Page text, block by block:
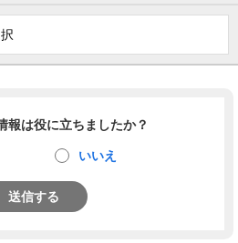
報は役に立ちましたか？
いいえ
送信する